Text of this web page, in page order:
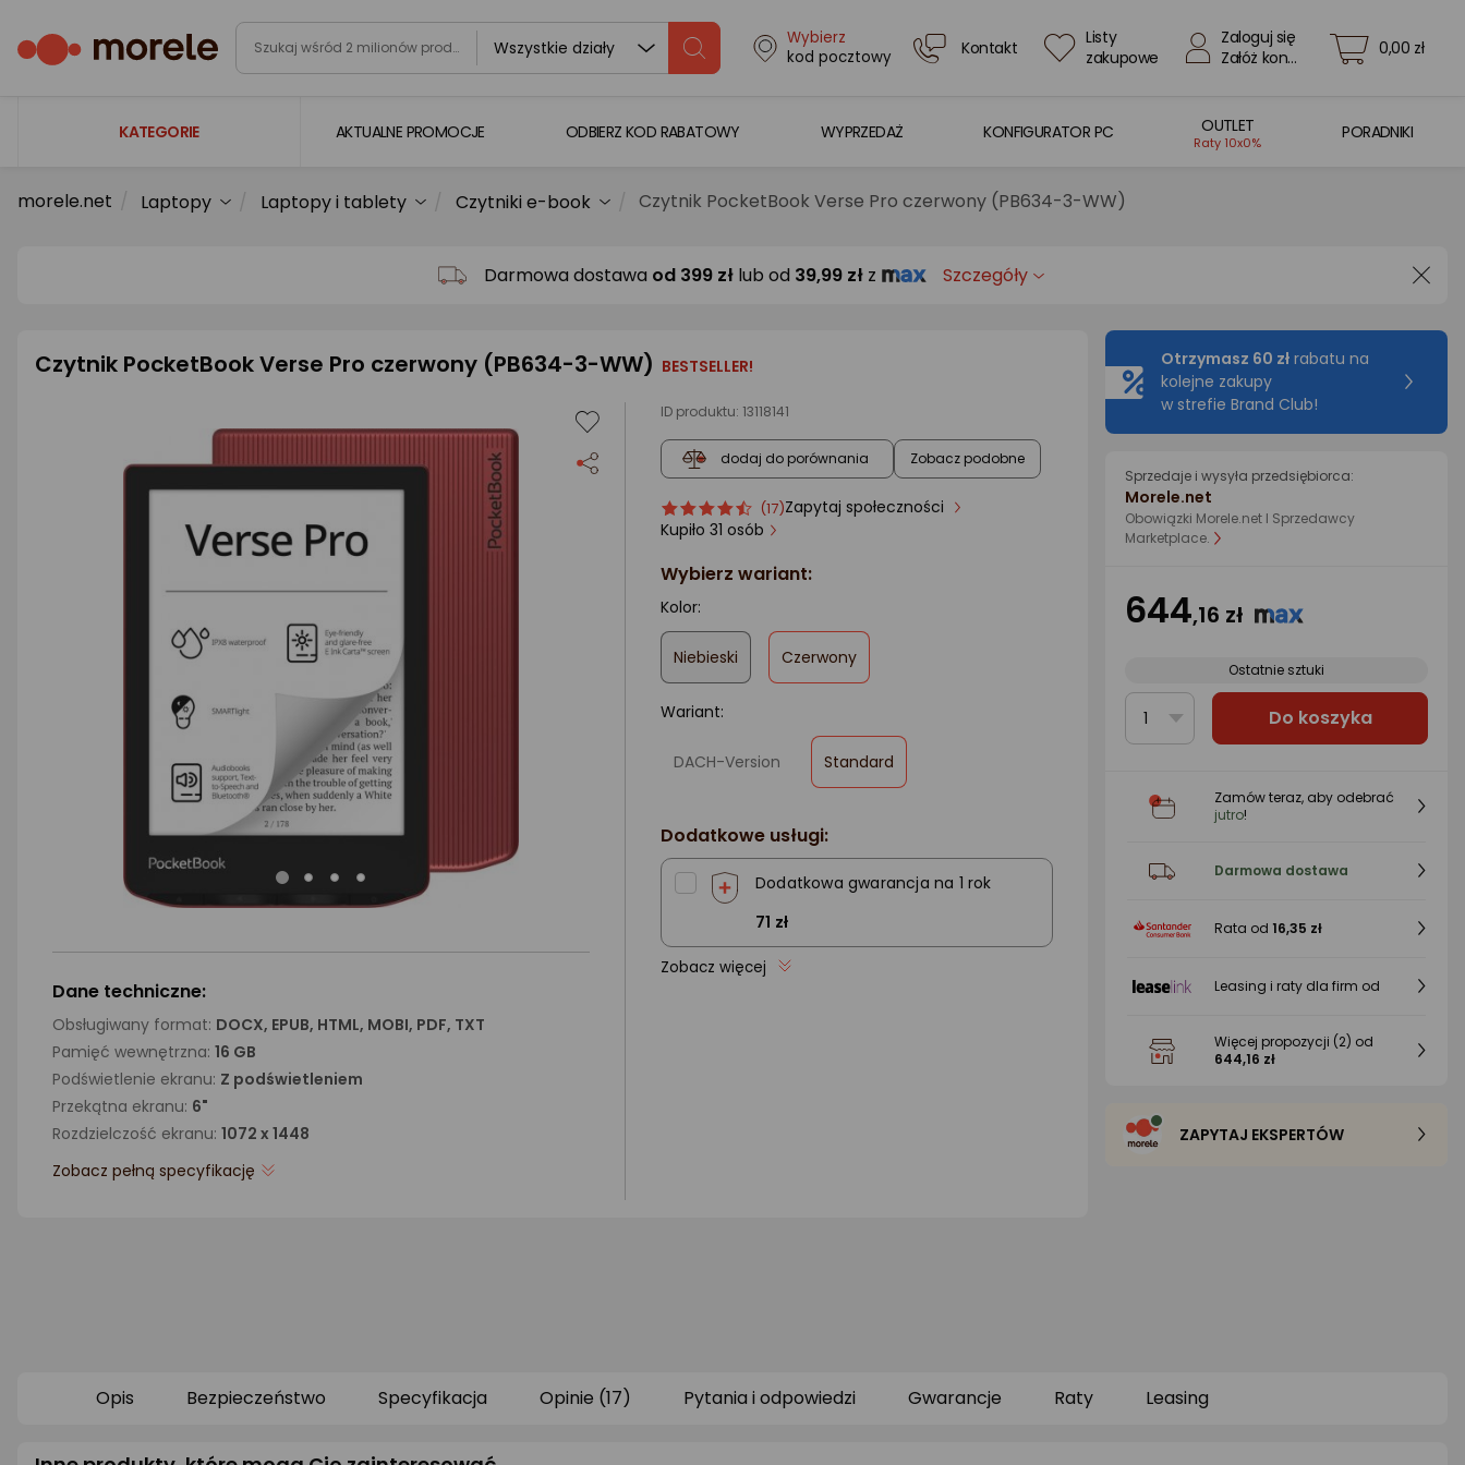
Wszystkie działy
Wybierz
kod pocztowy
Kontakt
Listy
zakupowe
Zaloguj się
Załóż konto
0,00 zł
KATEGORIE
Laptopy
Smartfony i smartwatche
AKTUALNE PROMOCJE ODBIERZ KOD RABATOWY WYPRZEDAŻ KONFIGURATOR PC OUTLET
Raty 10x0%
PORADNIKI
morele.net Laptopy Laptopy i tablety Czytniki e-book Czytnik PocketBook Verse Pro czerwony (PB634-3-WW)
Darmowa dostawa od 399 zł lub od 39,99 zł z Szczegóły
Czytnik PocketBook Verse Pro czerwony (PB634-3-WW) BESTSELLER!
ID produktu: 13118141
dodaj do porównania Zobacz podobne
ocena
produktu
gwiazdki
Ocena
produktu
(17)Zapytaj społeczności
Kupiło 31 osób
Wybierz wariant:
Kolor:
Niebieski Czerwony
zaznaczone
Wariant:
DACH-Version Standard
zaznaczone
Dodatkowe usługi:
Dodatkowa gwarancja na 1 rok
71 zł
Zobacz więcej
Dane techniczne:
Obsługiwany format: DOCX, EPUB, HTML, MOBI, PDF, TXT
Pamięć wewnętrzna: 16 GB
Podświetlenie ekranu: Z podświetleniem
Przekątna ekranu: 6"
Rozdzielczość ekranu: 1072 x 1448
Zobacz pełną specyfikację
Otrzymasz 60 zł rabatu na
kolejne zakupy
w strefie Brand Club!
Sprzedaje i wysyła przedsiębiorca:
Morele.net
Obowiązki Morele.net I Sprzedawcy
Marketplace.
644,16 zł
Ostatnie sztuki
1 Do koszyka
Zamów teraz, aby odebrać
jutro!
Darmowa dostawa
Rata od 16,35 zł
Leasing i raty dla firm od
Więcej propozycji (2) od
644,16 zł
ZAPYTAJ EKSPERTÓW
Opis Bezpieczeństwo Specyfikacja Opinie (17) Pytania i odpowiedzi Gwarancje Raty Leasing